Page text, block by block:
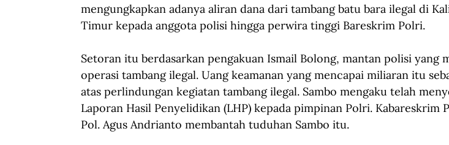
mengungkapkan adanya aliran dana dari tambang batu bara ilegal di
Timur kepada anggota polisi hingga perwira tinggi Bareskrim Polri.
Setoran itu berdasarkan pengakuan Ismail Bolong, mantan polisi yang
operasi tambang ilegal. Uang keamanan yang mencapai miliaran itu
atas perlindungan kegiatan tambang ilegal. Sambo mengaku telah
Laporan Hasil Penyelidikan (LHP) kepada pimpinan Polri. Kabareskrim
Pol. Agus Andrianto membantah tuduhan Sambo itu.